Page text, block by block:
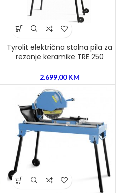
Tyrolit električna stolna pila za
rezanje keramike TRE 250
2.699,00KM